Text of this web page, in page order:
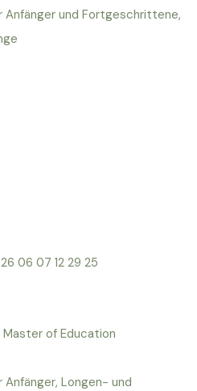
und Fortgeschrittene,
Master of Education
Longen- und